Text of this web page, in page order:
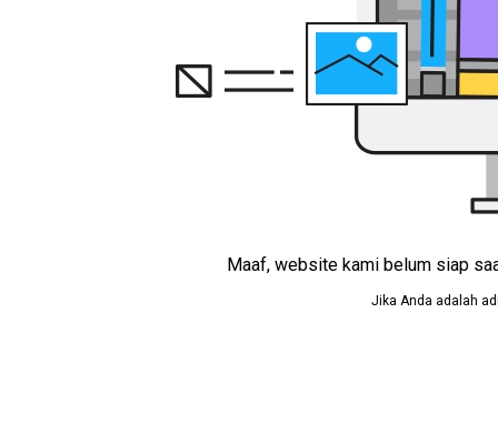
Maaf, website kami belum siap
Jika Anda adalah